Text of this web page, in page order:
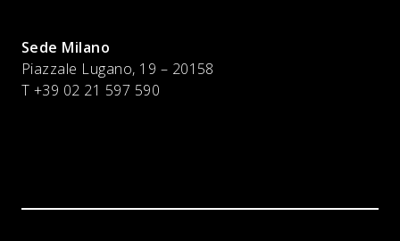
Sede Milano
Piazzale Lugano, 19 – 20158
T +39 02 21 597 590